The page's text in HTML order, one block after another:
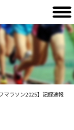
マラソン2025】記録速報